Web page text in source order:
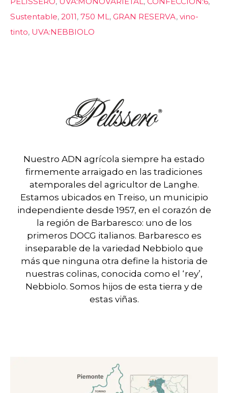
Sustentable, 2011, 750 ML , GRAN RESERVA, vino-
tinto, UVA:NEBBIOLO
Nuestro ADN agrícola siempre ha estado
firmemente arraigado en las tradiciones
atemporales del agricultor de Langhe.
Estamos ubicados en Treiso, un municipio
independiente desde 1957, en el corazón de
la región de Barbaresco: uno de los
primeros DOCG italianos. Barbaresco es
inseparable de la variedad Nebbiolo que
más que ninguna otra define la historia de
nuestras colinas, conocida como el ‘rey’,
Nebbiolo. Somos hijos de esta tierra y de
estas viñas.